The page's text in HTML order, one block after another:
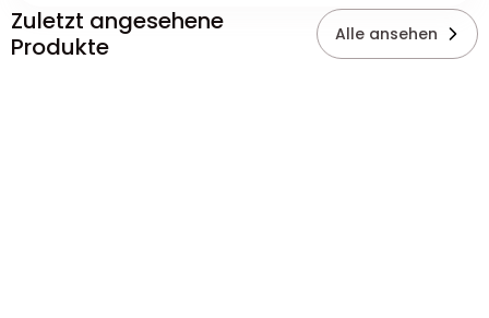
Zuletzt angesehene
Produkte
Alle ansehen